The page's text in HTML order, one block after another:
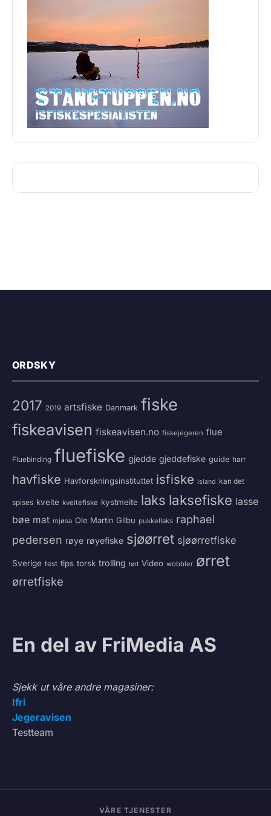
ORDSKY
2017 2019 artsfiske Danmark fiske
fiskeavisen fiskeavisen.no fiskejegeren flue
Fluebinding fluefiske gjedde gjeddefiske guide harr
havfiske Havforskningsinstituttet isfiske island kan det
spises kveite kveitefiske kystmeite laks laksefiske lasse
bøe mat mjøsa Ole Martin Gilbu pukkellaks raphael
pedersen røye røyefiske sjøørret sjøørretfiske
Sverige test tips torsk trolling tørt Video wobbler ørret
ørretfiske
En del av FriMedia AS
Sjekk ut våre andre magasiner:
Ifri
Jegeravisen
Testteam
VÅRE TJENESTER